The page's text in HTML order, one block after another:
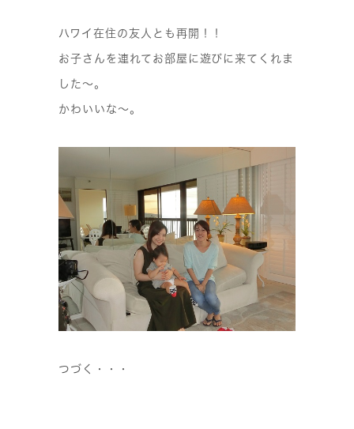
ハワイ在住の友人とも再開！！
お子さんを連れてお部屋に遊びに来てくれま
した〜。
かわいいな〜。
つづく・・・